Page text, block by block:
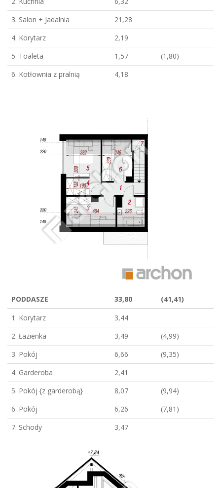
3. Salon + Jadalnia
21,28
4. Korytarz
2,19
5. Toaleta
1,57
(1,80)
6. Kotłownia z pralnią
4,18
PODDASZE 33,80
(41,41)
1. Korytarz
3,44
2. Łazienka
3,49
(4,99)
3. Pokój
6,66
(9,35)
4. Garderoba
2,41
5. Pokój {z garderobą}
8,07
(9,94)
6. Pokój
6,26
(7,81)
7. Schody
3,47